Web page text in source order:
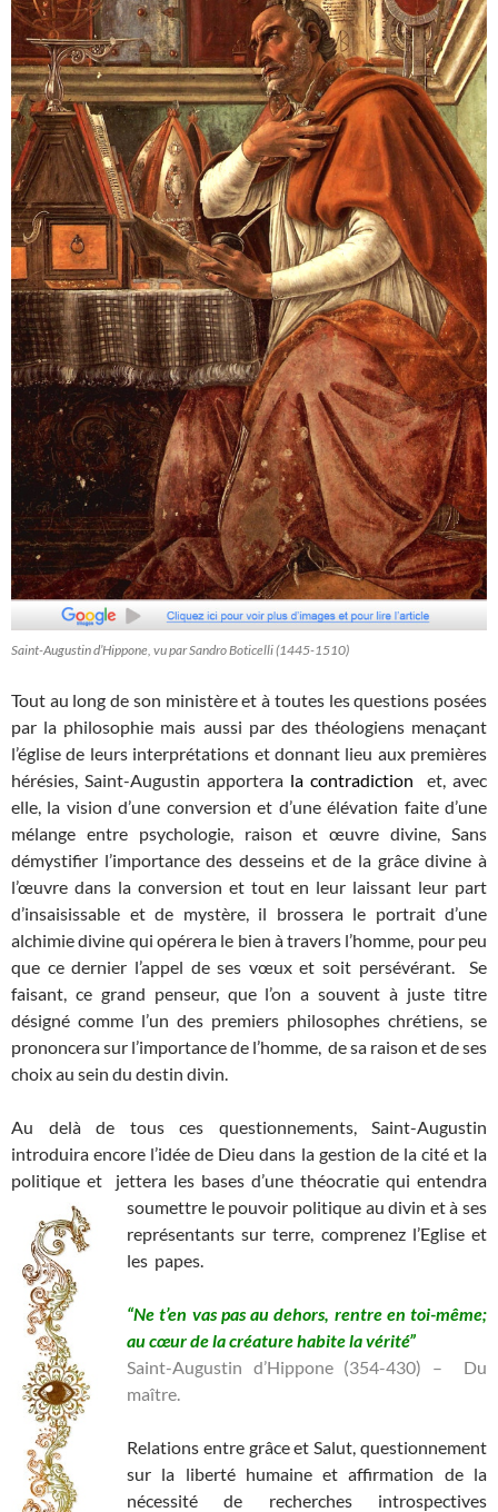
Saint-Augustin d’Hippone, vu par Sandro Boticelli (1445-1510)
Tout au long de son ministère et à toutes les questions posées
par la philosophie mais aussi par des théologiens menaçant
l’église de leurs interprétations et donnant lieu aux premières
hérésies, Saint-Augustin apportera la contradiction et, avec
elle, la vision d’une conversion et d’une élévation faite d’une
mélange entre psychologie, raison et œuvre divine, Sans
démystifier l’importance des desseins et de la grâce divine à
l’œuvre dans la conversion et tout en leur laissant leur part
d’insaisissable et de mystère, il brossera le portrait d’une
alchimie divine qui opérera le bien à travers l’homme, pour peu
que ce dernier l’appel de ses vœux et soit persévérant. Se
faisant, ce grand penseur, que l’on a souvent à juste titre
désigné comme l’un des premiers philosophes chrétiens, se
prononcera sur l’importance de l’homme, de sa raison et de ses
choix au sein du destin divin.
Au delà de tous ces questionnements, Saint-Augustin
introduira encore l’idée de Dieu dans la gestion de la cité et la
politique et jettera les bases d’une théocratie qui entendra
soumettre le pouvoir politique au divin et à ses
représentants sur terre, comprenez l’Eglise et
les papes.
“Ne t’en vas pas au dehors, rentre en toi-même;
au cœur de la créature habite la vérité”
Saint-Augustin d’Hippone (354-430) – Du
maître.
Relations entre grâce et Salut, questionnement
sur la liberté humaine et affirmation de la
nécessité de recherches introspectives